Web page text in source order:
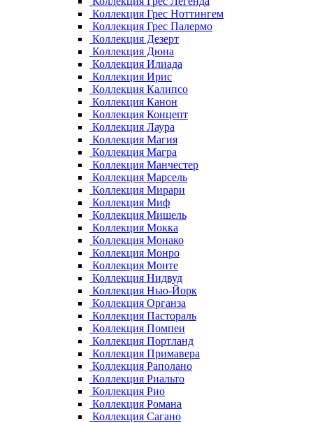
Коллекция Грес Ноттингем
Коллекция Грес Палермо
Коллекция Дезерт
Коллекция Дюна
Коллекция Илиада
Коллекция Ирис
Коллекция Калипсо
Коллекция Канон
Коллекция Концепт
Коллекция Лаура
Коллекция Магия
Коллекция Магра
Коллекция Манчестер
Коллекция Марсель
Коллекция Мирари
Коллекция Миф
Коллекция Мишель
Коллекция Мокка
Коллекция Монако
Коллекция Монро
Коллекция Монте
Коллекция Нидвуд
Коллекция Нью-Йорк
Коллекция Органза
Коллекция Пастораль
Коллекция Помпеи
Коллекция Портланд
Коллекция Примавера
Коллекция Раполано
Коллекция Риальто
Коллекция Рио
Коллекция Романа
Коллекция Сагано